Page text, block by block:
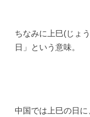
ちなみに上巳(じょ
日」という意味。
中国では上巳の日